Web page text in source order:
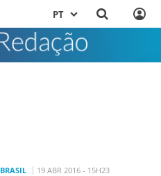
PT
BRASIL 19 ABR 2016 - 15H23